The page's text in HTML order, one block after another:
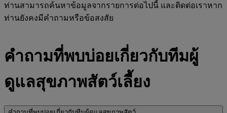
ท่านสามารถค้นหาข้อมูลจากรายการต่อไปนี้ และติดต่อเราหาก
ท่านยังคงมีคำถามหรือข้อสงสัย
คำถามที่พบบ่อยเกี่ยวกับทีมผู้
ดูแลสุขภาพสัตว์เลี้ยง